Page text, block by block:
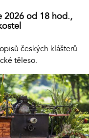
2026 od 18 hod.,
českých klášterů
těleso.